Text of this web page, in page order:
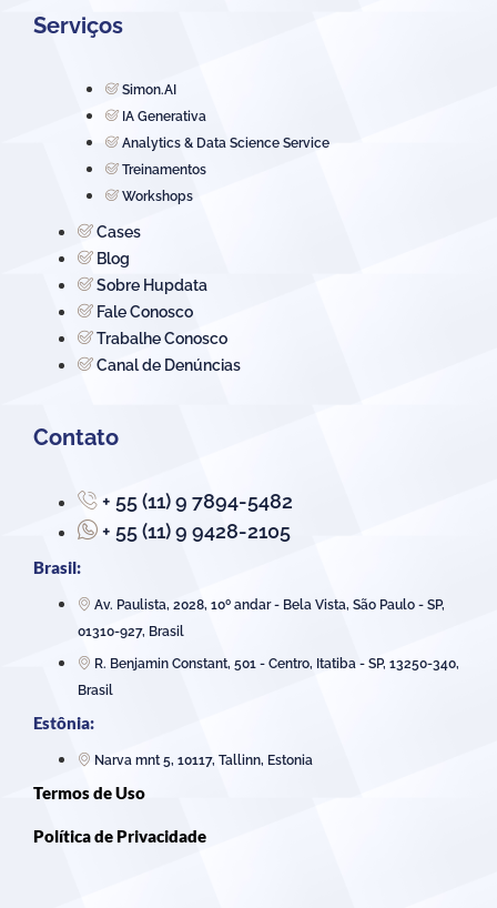
Serviços
Simon.AI
IA Generativa
Analytics & Data Science Service
Treinamentos
Workshops
Cases
Blog
Sobre Hupdata
Fale Conosco
Trabalhe Conosco
Canal de Denúncias
Contato
+ 55 (11) 9 7894-5482
+ 55 (11) 9 9428-2105
Brasil:
Av. Paulista, 2028, 10º andar - Bela Vista, São Paulo - SP,
01310-927, Brasil
R. Benjamin Constant, 501 - Centro, Itatiba - SP, 13250-340,
Brasil
Estônia:
Narva mnt 5, 10117, Tallinn, Estonia
Termos de Uso
Política de Privacidade